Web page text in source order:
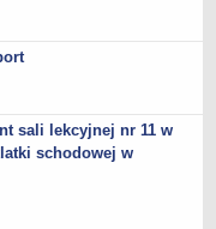
sali lekcyjnej nr 11 w
schodowej w